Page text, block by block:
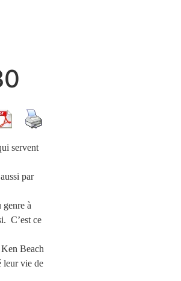
servent
par
genre à
C’est ce
Beach
leur vie de